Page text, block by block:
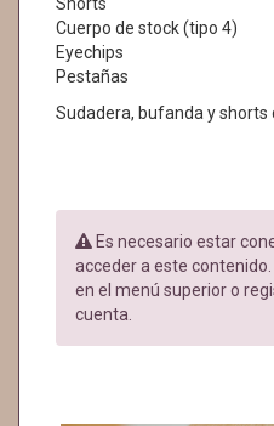
Cuerpo de stock (tipo 4)
Eyechips
Pestañas
Sudadera, bufanda y shorts
Es necesario estar
acceder a este
en el menú superior o
cuenta.